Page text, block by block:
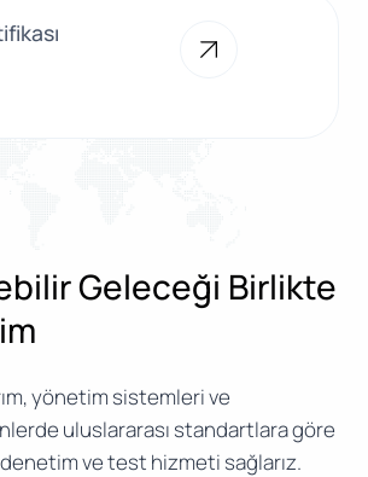
Geleceği Birlikte
yönetim sistemleri ve
uluslararası standartlara göre
ve test hizmeti sağlarız.